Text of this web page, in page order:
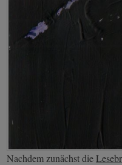
Nachdem zunächst die